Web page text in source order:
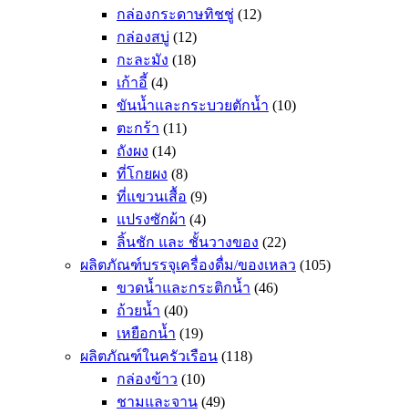
กล่องกระดาษทิชชู่ (12)
กล่องสบู่ (12)
กะละมัง (18)
เก้าอี้ (4)
ขันน้ำและกระบวยตักน้ำ (10)
ตะกร้า (11)
ถังผง (14)
ที่โกยผง (8)
ที่แขวนเสื้อ (9)
แปรงซักผ้า (4)
ลิ้นชัก และ ชั้นวางของ (22)
ผลิตภัณฑ์บรรจุเครื่องดื่ม/ของเหลว (105)
ขวดน้ำและกระติกน้ำ (46)
ถ้วยน้ำ (40)
เหยือกน้ำ (19)
ผลิตภัณฑ์ในครัวเรือน (118)
กล่องข้าว (10)
ชามและจาน (49)